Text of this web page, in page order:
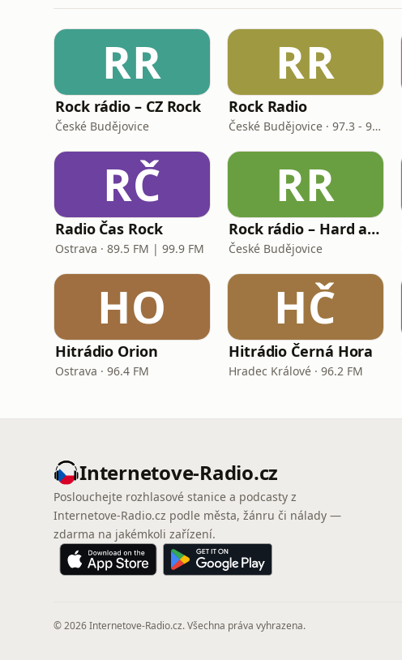
RR
Rock rádio – CZ Rock
České Budějovice
RR
Rock Radio
České Budějovice · 97.3 - 99.7 FM
RČ
Radio Čas Rock
Ostrava · 89.5 FM | 99.9 FM
RR
Rock rádio – Hard and Heavy
České Budějovice
HO
Hitrádio Orion
Ostrava · 96.4 FM
HČ
Hitrádio Černá Hora
Hradec Králové · 96.2 FM
Internetove-Radio.cz
Poslouchejte rozhlasové stanice a podcasty z
Internetove-Radio.cz podle města, žánru či nálady —
zdarma na jakémkoli zařízení.
© 2026 Internetove-Radio.cz. Všechna práva vyhrazena.